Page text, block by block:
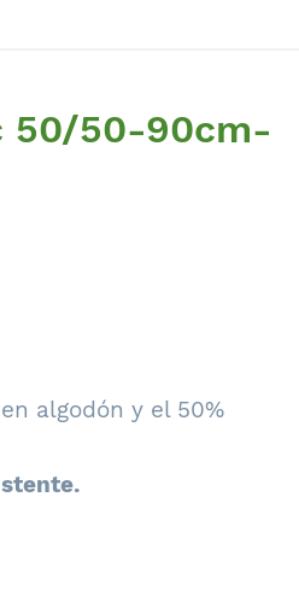
50/50-90cm-
algodón y el 50%